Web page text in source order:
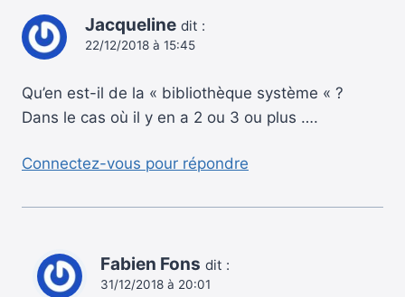
Jacqueline dit :
22/12/2018 à 15:45
Qu’en est-il de la « bibliothèque système « ?
Dans le cas où il y en a 2 ou 3 ou plus ….
Connectez-vous pour répondre
Fabien Fons dit :
31/12/2018 à 20:01